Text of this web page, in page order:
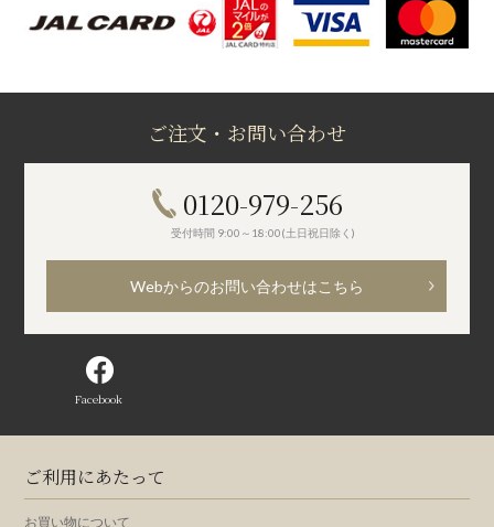
ご注文・お問い合わせ
0120-979-256
受付時間 9:00～18:00(土日祝日除く)
Webからのお問い合わせはこちら
Facebook
ご利用にあたって
お買い物について